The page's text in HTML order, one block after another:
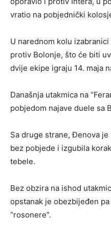
vratio na pobjednički
U narednom kolu
protiv Bolonje, što će biti
dvije ekipe igraju 14. maja
Današnja utakmica na
pobjedom najave duele sa
Sa druge strane, Đenova
bez pobjede i izgubila
tebele.
Bez obzira na ishod
opstanak je obezbijeđen
“rosonere”.